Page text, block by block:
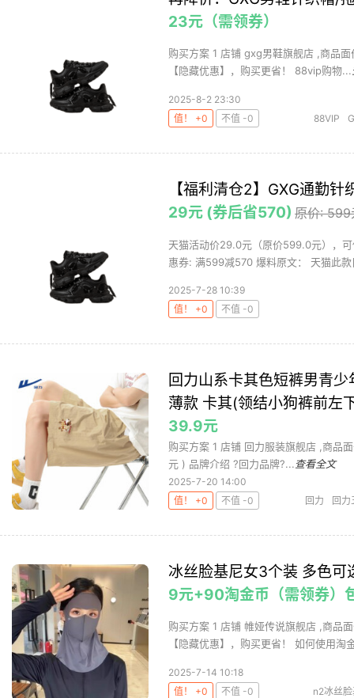
23元（需领券）
购买方案 1 店铺 gxg男鞋旗舰店 ,商品
【隐藏优惠】，购买更省！ 88vip购物...
2025-8-2 23:30
值！ +0
不值 -0 88VIP
【福利清仓2】GXG通勤
29元 (券后省570) 原价: 599
天猫活动价29.0元（原价599.0元），
惠券: 满599减570 爆料原文： 天猫此
2025-7-28 10:39
值！ +0
不值 -0
回力山系卡其色短裤男青
薄款 卡其(领结小狗裤前左
39.9元
购买方案 1 店铺 回力服装旗舰店 ,商品
元 ) 品牌介绍 ?回力品牌?... 查看全文
2025-7-20 14:00
值！ +0
不值 -0 回力 回力
冰丝脸基尼女3个装 多色可
9元+90淘金币（需领券）
购买方案 1 店铺 帷娅传说旗舰店 ,商品
【隐藏优惠】，购买更省！ 如何使用淘
2025-7-14 10:18
值！ +0
不值 -0 n2冰丝